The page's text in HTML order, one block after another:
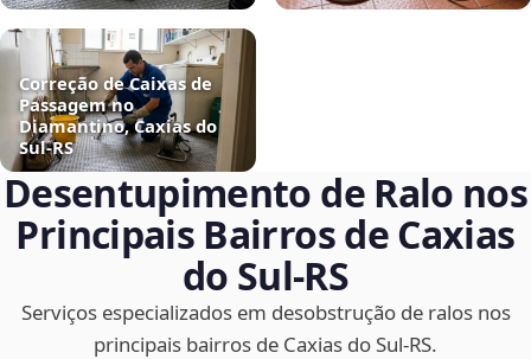
Correção de Caixas de
Passagem no
Diamantino, Caxias do
Sul‑RS
Desentupimento de Ralo nos
Principais Bairros de Caxias
do Sul‑RS
Serviços especializados em desobstrução de ralos nos
principais bairros de Caxias do Sul‑RS.